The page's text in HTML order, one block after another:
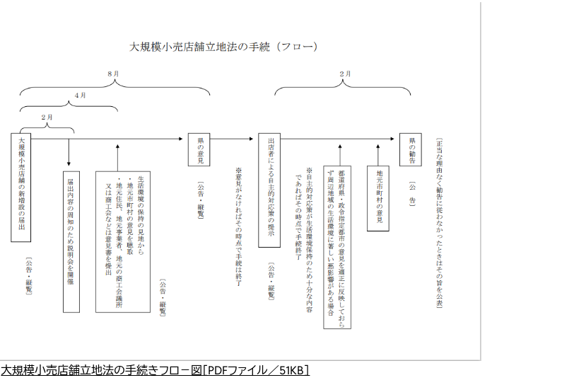
大規模小売店舗立地法の手続きフロ－図［PDFファイル／51KB］